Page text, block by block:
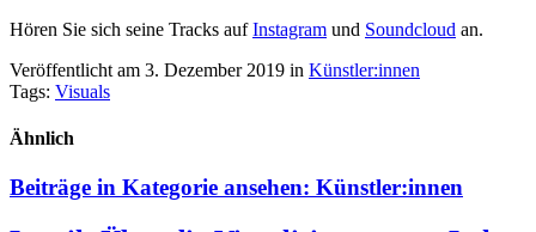
Hören Sie sich seine Tracks aufInstagram und Soundcloud an.
Veröffentlicht am 3. Dezember 2019 in Künstler:innen
Tags: Visuals
Ähnlich
Beiträge in Kategorie ansehen: Künstler:innen